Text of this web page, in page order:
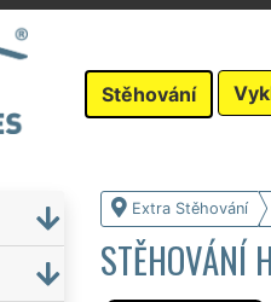
Stěhování
Extra Stěhování
STĚHOVÁNÍ